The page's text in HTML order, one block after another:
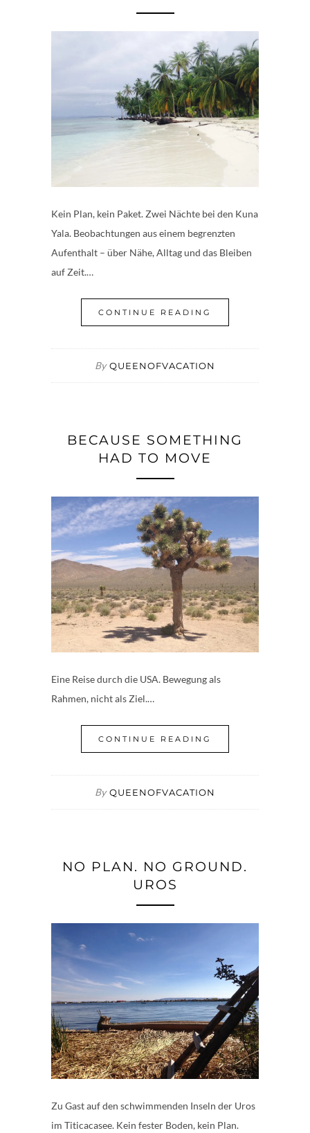
Kein Plan, kein Paket. Zwei Nächte bei den Kuna
Yala. Beobachtungen aus einem begrenzten
Aufenthalt – über Nähe, Alltag und das Bleiben
auf Zeit.…
CONTINUE READING
By QUEENOFVACATION
BECAUSE SOMETHING
HAD TO MOVE
Eine Reise durch die USA. Bewegung als
Rahmen, nicht als Ziel.…
CONTINUE READING
By QUEENOFVACATION
NO PLAN. NO GROUND.
UROS
Zu Gast auf den schwimmenden Inseln der Uros
im Titicacasee. Kein fester Boden, kein Plan.